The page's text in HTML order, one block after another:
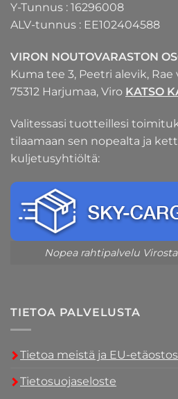
Y-Tunnus : 16296008
ALV-tunnus : EE102404588
VIRON NOUTOVARASTON
Kuma tee 3, Peetri alevik, Rae
75312 Harjumaa, Viro KATSO
Valitessasi tuotteillesi
tilaamaan sen nopealta ja
kuljetusyhtiöltä:
Nopea rahtipalvelu
TIETOA PALVELUSTA
Tietoa meistä ja EU-
Tietosuojaseloste